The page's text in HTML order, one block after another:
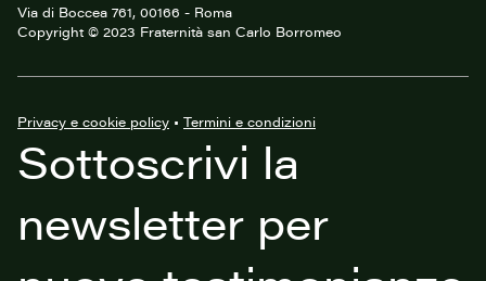
Via di Boccea 761, 00166 - Roma
Copyright © 2023 Fraternità san Carlo Borromeo
Privacy e cookie policy • Termini e condizioni
Sottoscrivi la
newsletter per